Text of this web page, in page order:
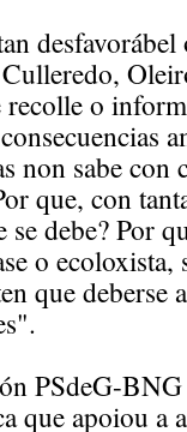
o
non sabe con
que, con
debe? Por
o ecoloxista,
que deberse
PSdeG-
que apoiou a